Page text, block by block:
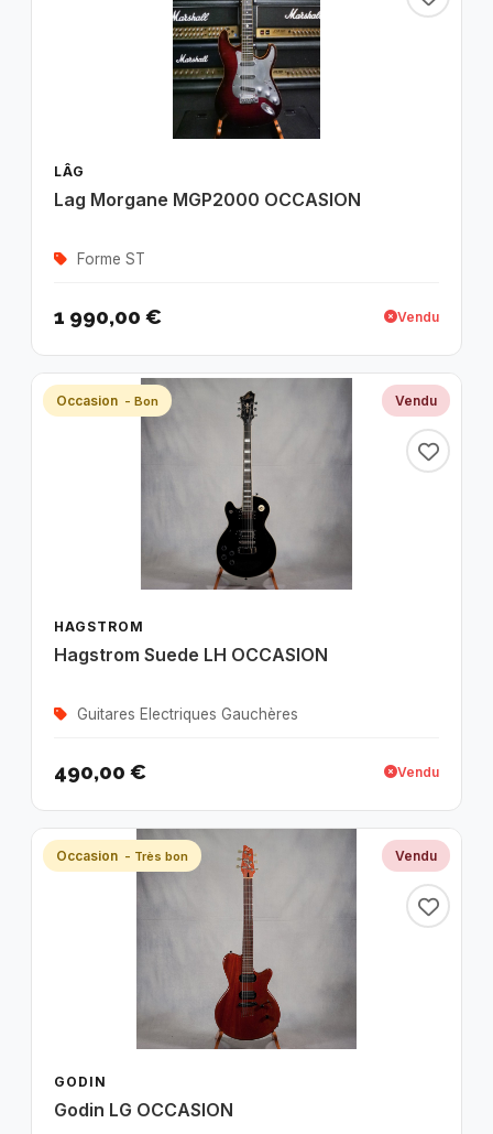
LÂG
Lag Morgane MGP2000 OCCASION
Forme ST
1 990,00 € Vendu
Occasion - Bon Vendu
HAGSTROM
Hagstrom Suede LH OCCASION
Guitares Electriques Gauchères
490,00 € Vendu
Occasion - Très bon Vendu
GODIN
Godin LG OCCASION